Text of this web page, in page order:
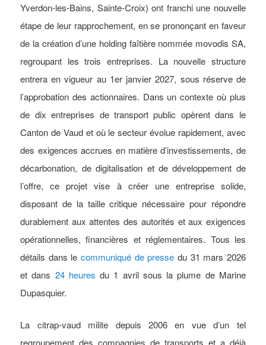
Yverdon-les-Bains, Sainte-Croix) ont franchi une nouvelle
étape de leur rapprochement, en se prononçant en faveur
de la création d’une holding faîtière nommée movodis SA,
regroupant les trois entreprises. La nouvelle structure
entrera en vigueur au 1er janvier 2027, sous réserve de
l’approbation des actionnaires. Dans un contexte où plus
de dix entreprises de transport public opèrent dans le
Canton de Vaud et où le secteur évolue rapidement, avec
des exigences accrues en matière d’investissements, de
décarbonation, de digitalisation et de développement de
l’offre, ce projet vise à créer une entreprise solide,
disposant de la taille critique nécessaire pour répondre
durablement aux attentes des autorités et aux exigences
opérationnelles, financières et réglementaires. Tous les
détails dans lecommuniqué de presse du 31 mars 2026
et dans 24 heures du 1 avril sous la plume de Marine
Dupasquier.
La citrap-vaud milite depuis 2006 en vue d’un tel
regroupement des compagnies de transports et a déjà